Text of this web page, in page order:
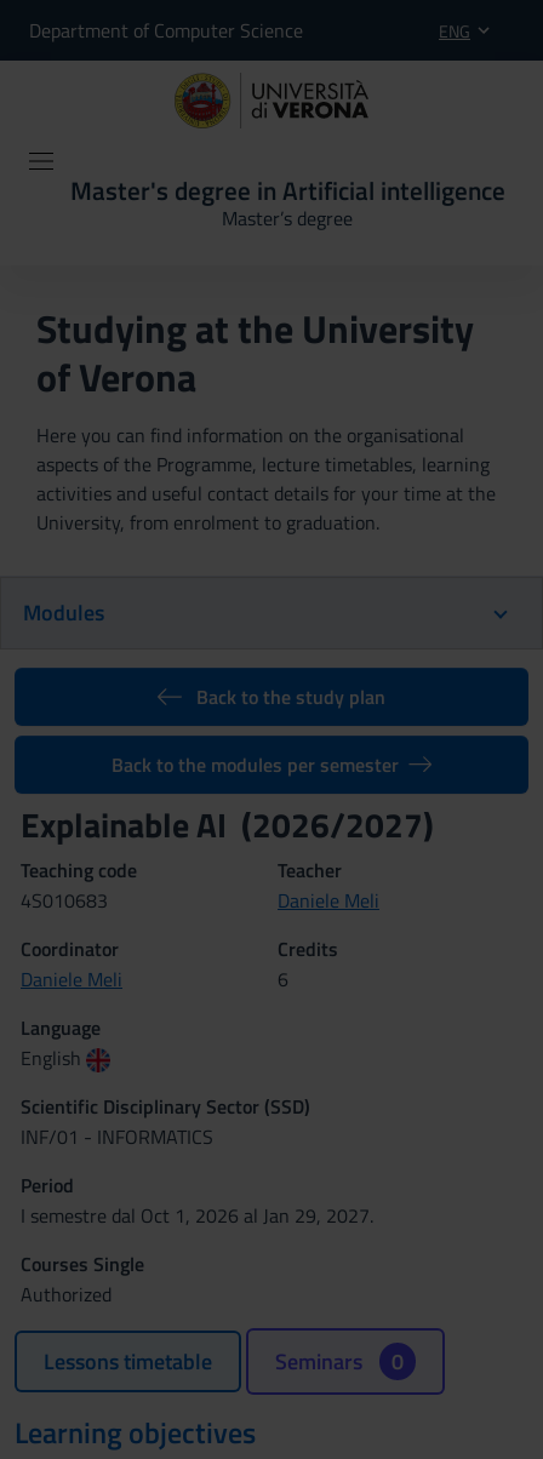
Department of Computer Science ENG
Master's degree in Artificial intelligence
Master’s degree
Studying at the University
of Verona
Here you can find information on the organisational
aspects of the Programme, lecture timetables, learning
activities and useful contact details for your time at the
University, from enrolment to graduation.
Modules
Back to the study plan
Back to the modules per semester
Explainable AI (2026/2027)
Teaching code
4S010683
Teacher
Daniele Meli
Coordinator
Daniele Meli
Credits
6
Language
English
Scientific Disciplinary Sector (SSD)
INF/01 - INFORMATICS
Period
I semestre dal Oct 1, 2026 al Jan 29, 2027.
Courses Single
Authorized
Lessons timetable Seminars 0
Learning objectives